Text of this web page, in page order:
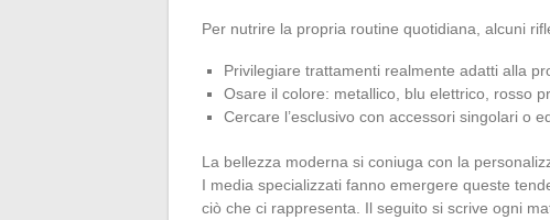
Per nutrire la propria routine quotidiana, alcuni
Privilegiare trattamenti realmente adatti alla
Osare il colore: metallico, blu elettrico, rosso
Cercare l’esclusivo con accessori singolari o
La bellezza moderna si coniuga con la
I media specializzati fanno emergere queste
ciò che ci rappresenta. Il seguito si scrive ogni